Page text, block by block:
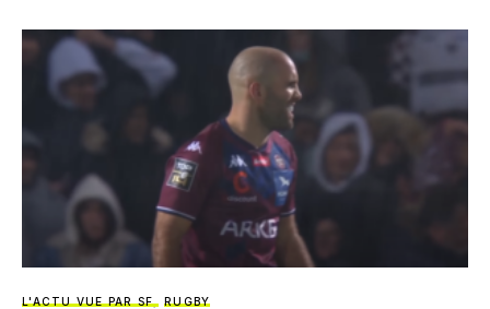
L'ACTU VUE PAR SF RUGBY